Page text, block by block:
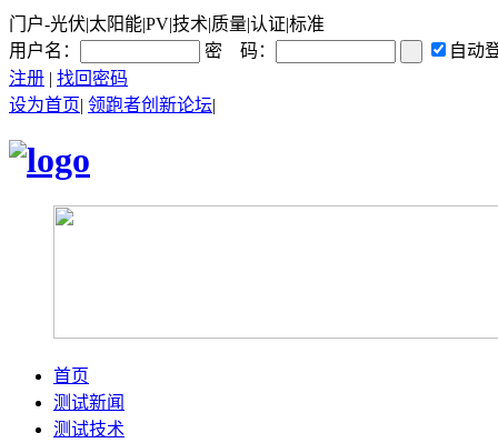
门户-光伏|太阳能|PV|技术|质量|认证|标准
用户名：
密 码：
自动
注册 | 找回密码
设为首页| 领跑者创新论坛|
首页
测试新闻
测试技术